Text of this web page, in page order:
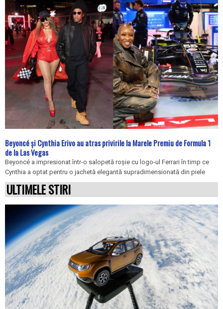
Beyoncé și Cynthia Erivo au atras privirile la Marele Premiu de Formula 1
de la Las Vegas
Beyoncé a impresionat într-o salopetă roșie cu logo-ul Ferrari în timp ce
Cynthia a optat pentru o jachetă elegantă supradimensionată din piele
ULTIMELE STIRI